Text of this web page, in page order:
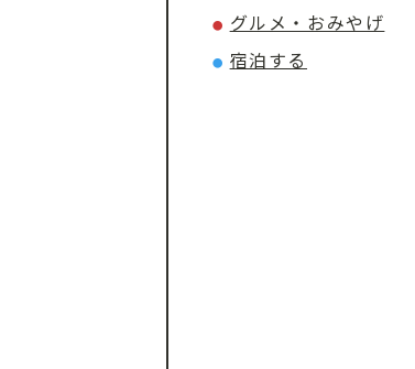
● グルメ・おみやげ
● 宿泊する